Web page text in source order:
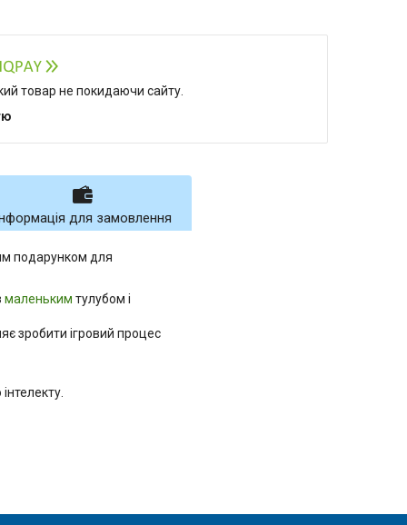
товар не покидаючи сайту.
для замовлення
подарунком для
маленьким тулубом і
зробити ігровий процес